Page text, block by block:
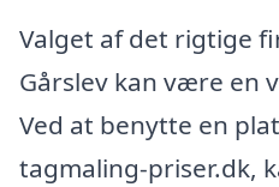
Valget af det rigtige
Gårslev kan være en
Ved at benytte en
tagmaling-priser.dk,